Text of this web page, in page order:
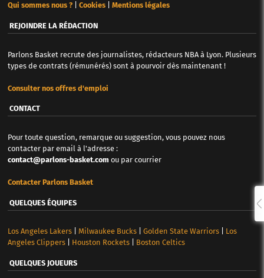
Qui sommes nous ?| Cookies| Mentions légales
REJOINDRE LA RÉDACTION
Parlons Basket recrute des journalistes, rédacteurs NBA à Lyon. Plusieurs
types de contrats (rémunérés) sont à pourvoir dès maintenant !
Consulter nos offres d'emploi
CONTACT
Pour toute question, remarque ou suggestion, vous pouvez nous
contacter par email à l'adresse :
contact@parlons-basket.com ou par courrier
Contacter Parlons Basket
QUELQUES ÉQUIPES
Los Angeles Lakers| Milwaukee Bucks| Golden State Warriors| Los
Angeles Clippers| Houston Rockets| Boston Celtics
QUELQUES JOUEURS